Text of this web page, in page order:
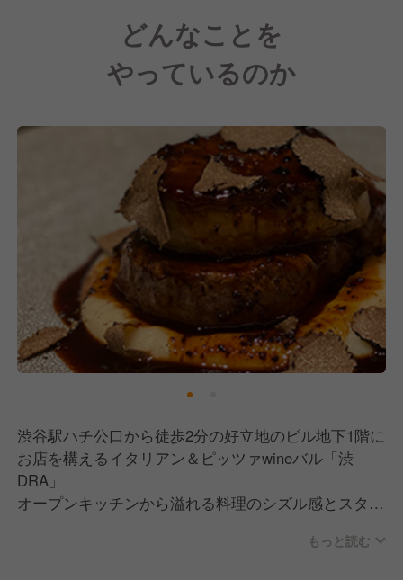
どんなことを
やっているのか
渋谷駅ハチ公口から徒歩2分の好立地のビル地下1階に
お店を構えるイタリアン＆ピッツァwineバル「渋
DRA」
オープンキッチンから溢れる料理のシズル感とスタッ
もっと読む